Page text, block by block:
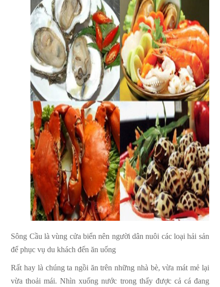
Sông Cầu là vùng cửa biển nên người dân nuôi các loại hải sản
để phục vụ du khách đến ăn uống
Rất hay là chúng ta ngồi ăn trên những nhà bè, vừa mát mẻ lại
vừa thoải mái. Nhìn xuống nước trong thấy được cả cá đang